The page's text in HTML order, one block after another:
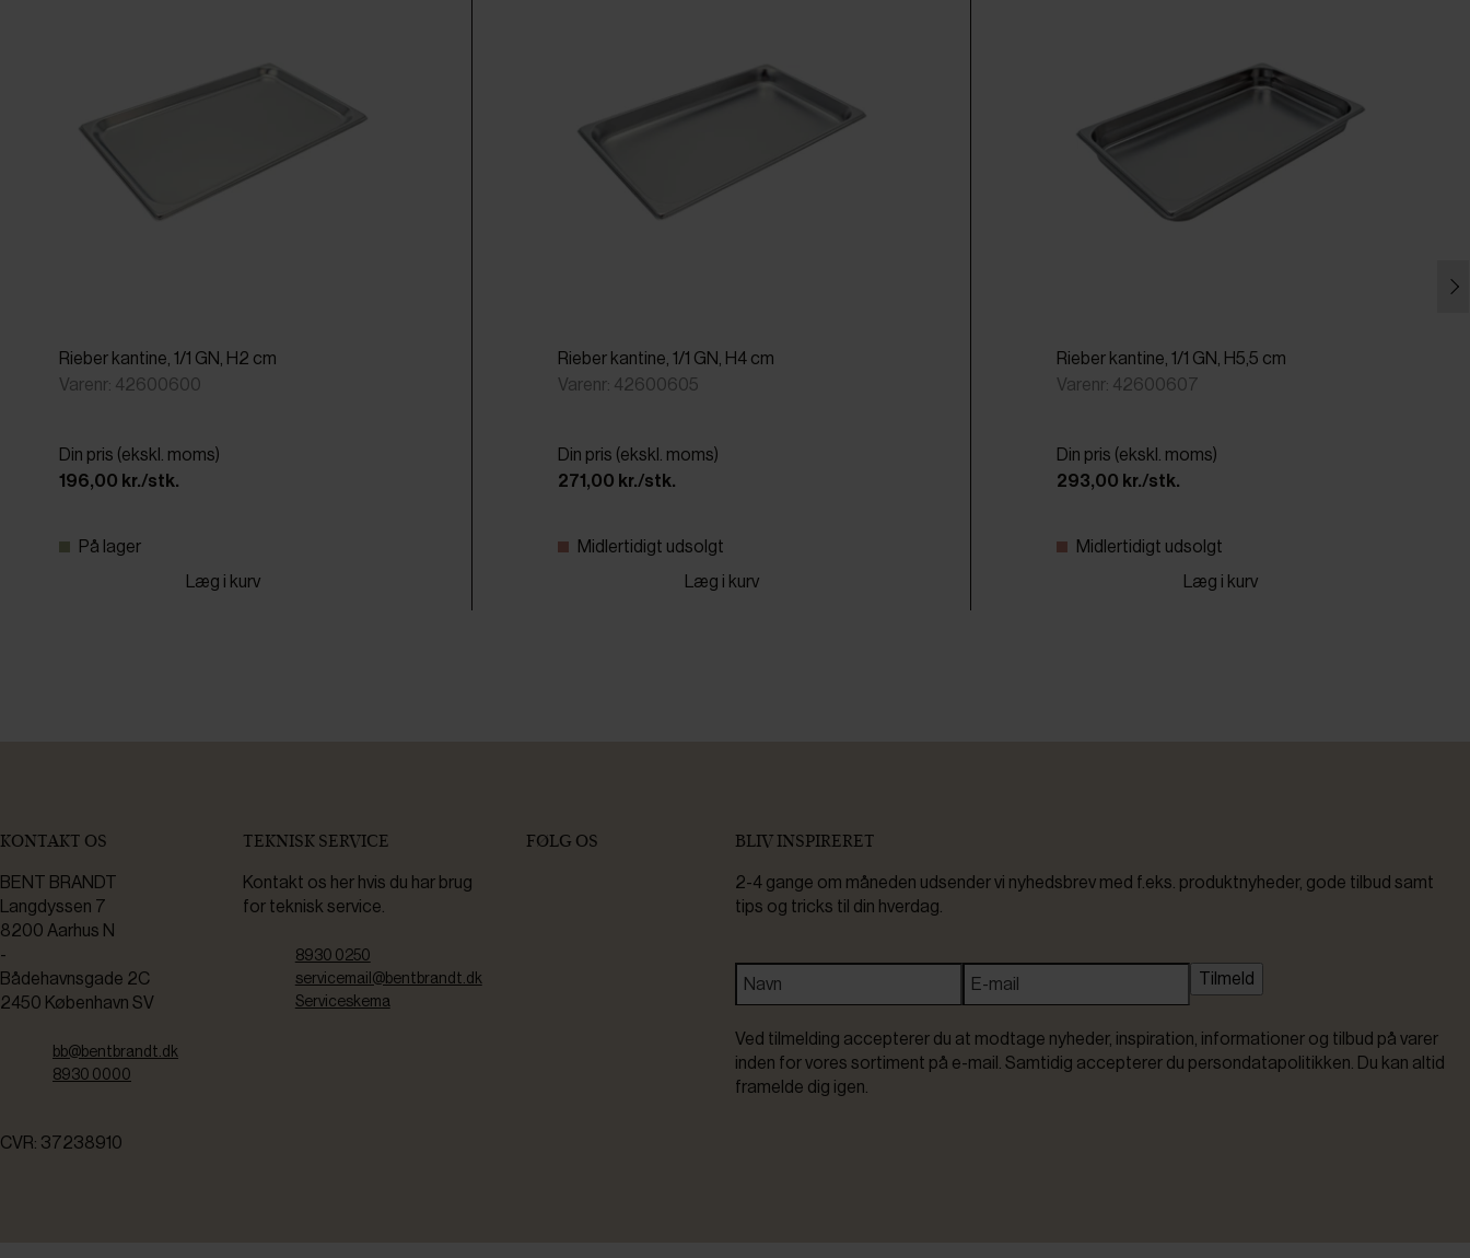
Rieber kantine, 1/1 GN, H2 cm
Varenr: 42600600
Din pris (ekskl. moms)
196,00 kr./stk.
På lager
Læg i kurv
Rieber kantine, 1/1 GN, H4 cm
Varenr: 42600605
Din pris (ekskl. moms)
271,00 kr./stk.
Midlertidigt udsolgt
Læg i kurv
Rieber kantine, 1/1 GN, H5,5 cm
Varenr: 42600607
Din pris (ekskl. moms)
293,00 kr./stk.
Midlertidigt udsolgt
Læg i kurv
KONTAKT OS
BENT BRANDT
Langdyssen 7
8200 Aarhus N
-
Bådehavnsgade 2C
2450 København SV
bb@bentbrandt.dk
8930 0000
CVR: 37238910
TEKNISK SERVICE
Kontakt os her hvis du har brug
for teknisk service.
8930 0250
servicemail@bentbrandt.dk
Serviceskema
FØLG OS BLIV INSPIRERET
2-4 gange om måneden udsender vi nyhedsbrev med f.eks. produktnyheder, gode tilbud samt
tips og tricks til din hverdag.
Tilmeld
Ved tilmelding accepterer du at modtage nyheder, inspiration, informationer og tilbud på varer
inden for vores sortiment på e-mail. Samtidig accepterer du persondatapolitikken. Du kan altid
framelde dig igen.